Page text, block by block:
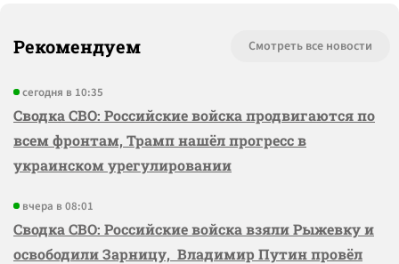
Рекомендуем Смотреть все новости
сегодня в 10:35
Сводка СВО: Российские войска продвигаются по
всем фронтам, Трамп нашёл прогресс в
украинском урегулировании
вчера в 08:01
Сводка СВО: Российские войска взяли Рыжевку и
освободили Зарницу, Владимир Путин провёл